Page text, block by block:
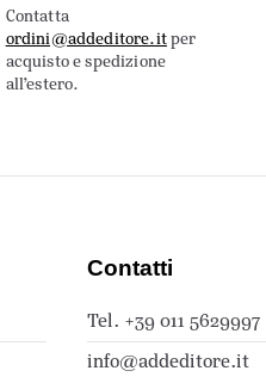
Contatta
ordini@addeditore.itper
acquisto e spedizione
all’estero.
Contatti
Tel. +39 011 5629997
info@addeditore.it